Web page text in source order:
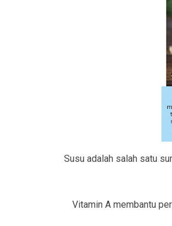
Susu adalah salah satu
Vitamin A membantu